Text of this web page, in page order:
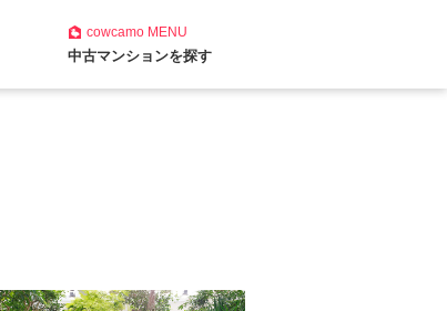
cowcamoMENU
中古マンションを探す